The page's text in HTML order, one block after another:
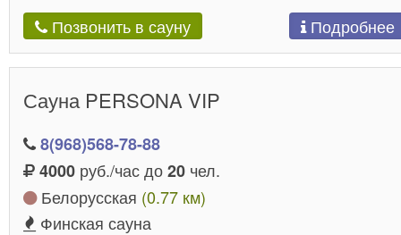
Позвонить в сауну Подробнее
Сауна PERSONA VIP
8(968)568-78-88
4000 руб./час до20 чел.
Белорусская (0.77 км)
Финская сауна